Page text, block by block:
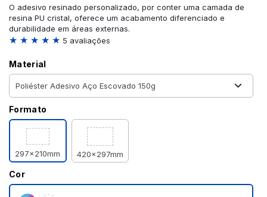
O adesivo resinado personalizado, por conter uma camada de
resina PU cristal, oferece um acabamento diferenciado e
durabilidade em áreas externas.
★ ★ ★ ★ ★ 5 avaliações
Material
Formato
297x210mm 420x297mm
Cor